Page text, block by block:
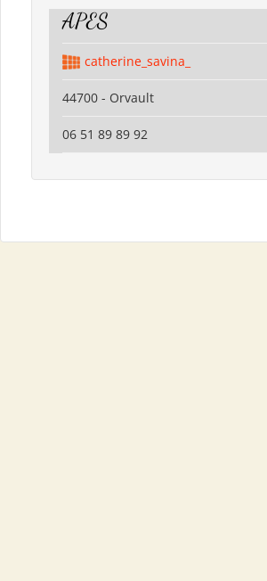
APES
catherine_savina_
44700 - Orvault
06 51 89 89 92